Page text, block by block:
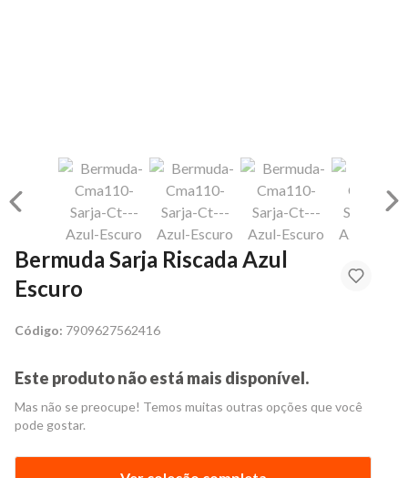
Bermuda Sarja Riscada Azul
Escuro
Código: 7909627562416
Este produto não está mais disponível.
Mas não se preocupe! Temos muitas outras opções que você
pode gostar.